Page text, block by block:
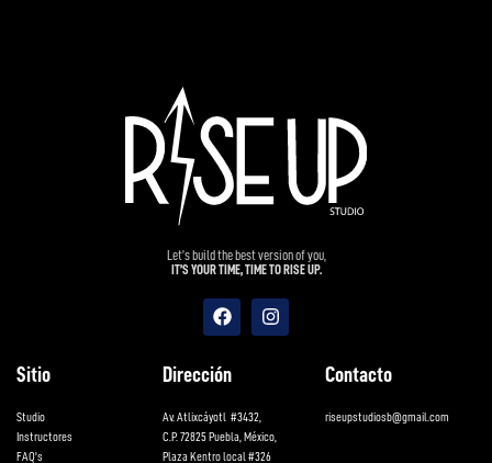
Let’s build the best version of you,
IT’S YOUR TIME, TIME TO RISE UP.
Sitio
Studio
Instructores
FAQ's
Dirección
Av. Atlixcáyotl #3432,
C.P. 72825 Puebla, México,
Plaza Kentro local #326
Contacto
riseupstudiosb@gmail.com